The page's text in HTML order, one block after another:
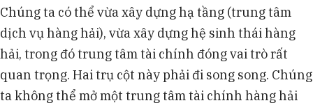
Chúng ta có thể vừa xây dựng hạ tầng (trung tâm
dịch vụ hàng hải), vừa xây dựng hệ sinh thái hàng
hải, trong đó trung tâm tài chính đóng vai trò rất
quan trọng. Hai trụ cột này phải đi song song. Chúng
ta không thể mở một trung tâm tài chính hàng hải